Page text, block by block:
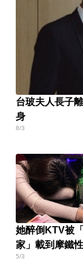
台玻夫人長子
身
8/3
她醉倒KTV被
家」載到摩鐵
婚姻全毀
5/3